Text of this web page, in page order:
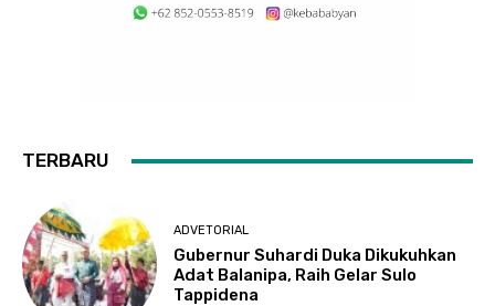
TERBARU
ADVETORIAL
Gubernur Suhardi Duka Dikukuhkan
Adat Balanipa, Raih Gelar Sulo
Tappidena